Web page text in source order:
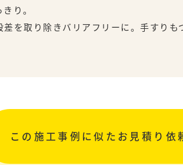
り。
差を取り除きバリアフリーに。手すり
この施工事例に似た お見積り依